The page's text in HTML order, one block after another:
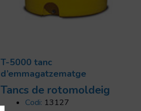
T-5000 tanc
d’emmagatzematge
Tancs de rotomoldeig
Codi: 13127